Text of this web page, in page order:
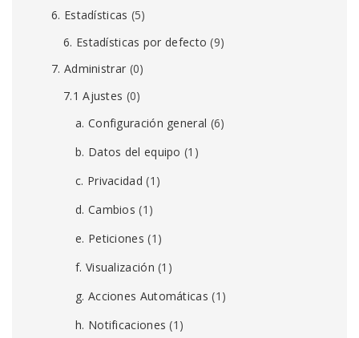
6. Estadísticas (5)
6. Estadísticas por defecto (9)
7. Administrar (0)
7.1 Ajustes (0)
a. Configuración general (6)
b. Datos del equipo (1)
c. Privacidad (1)
d. Cambios (1)
e. Peticiones (1)
f. Visualización (1)
g. Acciones Automáticas (1)
h. Notificaciones (1)